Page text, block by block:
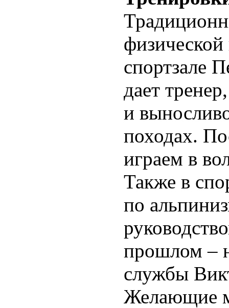
физической
спортзале
дает
и
походах.
играем в
Также в
по
прошлом –
службы
Желающие